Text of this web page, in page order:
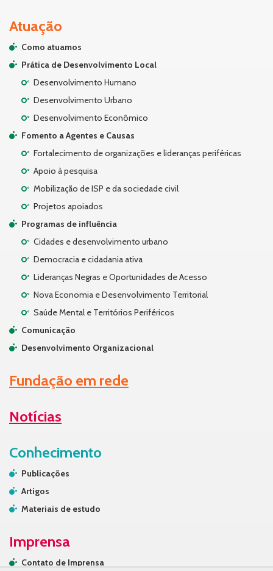
Atuação
Como atuamos
Prática de Desenvolvimento Local
Desenvolvimento Humano
Desenvolvimento Urbano
Desenvolvimento Econômico
Fomento a Agentes e Causas
Fortalecimento de organizações e lideranças periféricas
Apoio à pesquisa
Mobilização de ISP e da sociedade civil
Projetos apoiados
Programas de influência
Cidades e desenvolvimento urbano
Democracia e cidadania ativa
Lideranças Negras e Oportunidades de Acesso
Nova Economia e Desenvolvimento Territorial
Saúde Mental e Territórios Periféricos
Comunicação
Desenvolvimento Organizacional
Fundação em rede
Notícias
Conhecimento
Publicações
Artigos
Materiais de estudo
Imprensa
Contato de Imprensa